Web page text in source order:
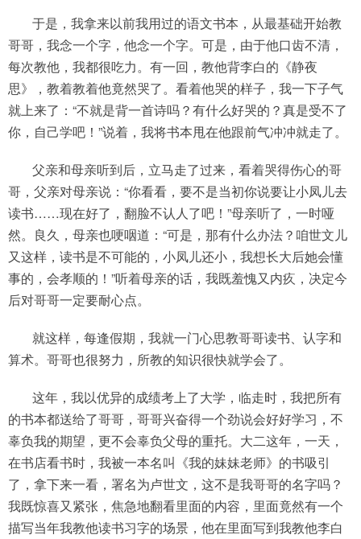
于是，我拿来以前我用过的语文书本，从最基础开始教
哥哥，我念一个字，他念一个字。可是，由于他口齿不清，
每次教他，我都很吃力。有一回，教他背李白的《静夜
思》，教着教着他竟然哭了。看着他哭的样子，我一下子气
就上来了：“不就是背一首诗吗？有什么好哭的？真是受不了
你，自己学吧！”说着，我将书本甩在他跟前气冲冲就走了。
父亲和母亲听到后，立马走了过来，看着哭得伤心的哥
哥，父亲对母亲说：“你看看，要不是当初你说要让小凤儿去
读书……现在好了，翻脸不认人了吧！”母亲听了，一时哑
然。良久，母亲也哽咽道：“可是，那有什么办法？咱世文儿
又这样，读书是不可能的，小凤儿还小，我想长大后她会懂
事的，会孝顺的！”听着母亲的话，我既羞愧又内疚，决定今
后对哥哥一定要耐心点。
就这样，每逢假期，我就一门心思教哥哥读书、认字和
算术。哥哥也很努力，所教的知识很快就学会了。
这年，我以优异的成绩考上了大学，临走时，我把所有
的书本都送给了哥哥，哥哥兴奋得一个劲说会好好学习，不
辜负我的期望，更不会辜负父母的重托。大二这年，一天，
在书店看书时，我被一本名叫《我的妹妹老师》的书吸引
了，拿下来一看，署名为卢世文，这不是我哥哥的名字吗？
我既惊喜又紧张，焦急地翻看里面的内容，里面竟然有一个
描写当年我教他读书习字的场景，他在里面写到我教他李白